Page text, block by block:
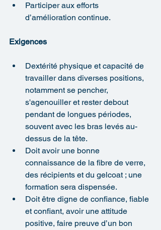
Participer aux efforts
d’amélioration continue.
Exigences
Dextérité physique et capacité de
travailler dans diverses positions,
notamment se pencher,
s'agenouiller et rester debout
pendant de longues périodes,
souvent avec les bras levés au-
dessus de la tête.
Doit avoir une bonne
connaissance de la fibre de verre,
des récipients et du gelcoat ; une
formation sera dispensée.
Doit être digne de confiance, fiable
et confiant, avoir une attitude
positive, faire preuve d’un bon